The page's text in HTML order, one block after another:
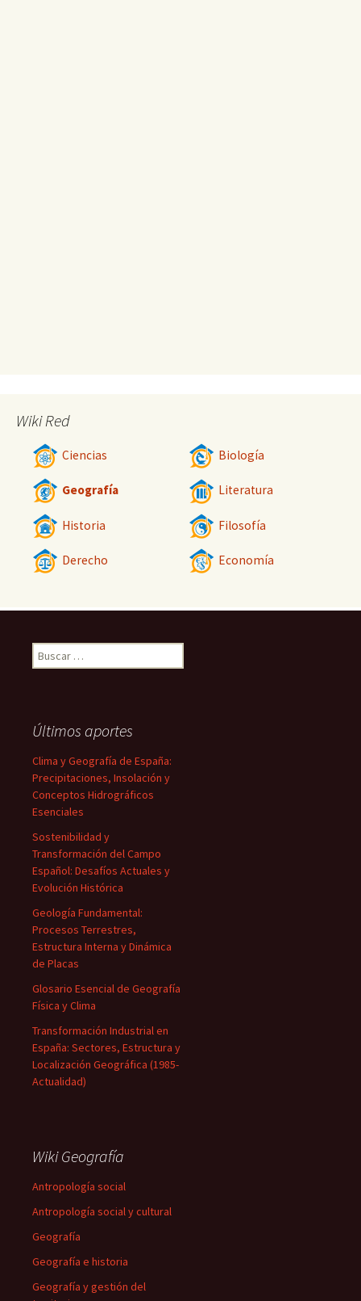
Wiki Red
Ciencias Biología
Geografía Literatura
Historia Filosofía
Derecho Economía
Buscar:
Últimos aportes
Clima y Geografía de España:
Precipitaciones, Insolación y
Conceptos Hidrográficos
Esenciales
Sostenibilidad y
Transformación del Campo
Español: Desafíos Actuales y
Evolución Histórica
Geología Fundamental:
Procesos Terrestres,
Estructura Interna y Dinámica
de Placas
Glosario Esencial de Geografía
Física y Clima
Transformación Industrial en
España: Sectores, Estructura y
Localización Geográfica (1985-
Actualidad)
Wiki Geografía
Antropología social
Antropología social y cultural
Geografía
Geografía e historia
Geografía y gestión del